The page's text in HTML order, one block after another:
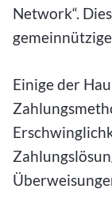
Network“.
Einige der